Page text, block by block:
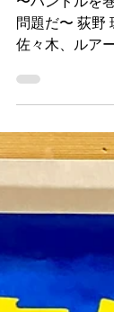
ロケ‼️
〜ハンドルを
佐々木、ルア
中村 将之 騎手
ロケのお手伝
石店の 小幡 純
ジョッキーが
バ大好き、っ
し、はてさて